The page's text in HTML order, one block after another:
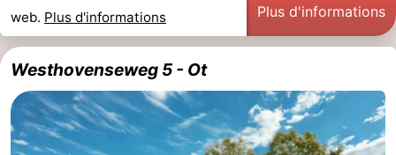
web. Plus d'informations Plus d'informations
Westhovenseweg 5 - Ot